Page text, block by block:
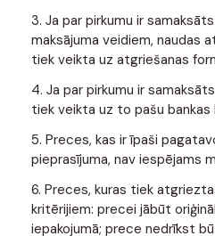
3. Ja par pirkumu ir
maksājuma veidiem, naudas
tiek veikta uz atgriešanas
4. Ja par pirkumu ir
tiek veikta uz to pašu bankas
5. Preces, kas ir īpaši
pieprasījuma, nav iespējams
6. Preces, kuras tiek
kritērijiem: precei jābūt
iepakojumā; prece nedrīkst